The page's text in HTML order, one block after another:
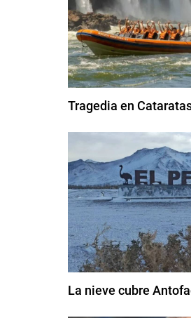
Tragedia en
La nieve cubre